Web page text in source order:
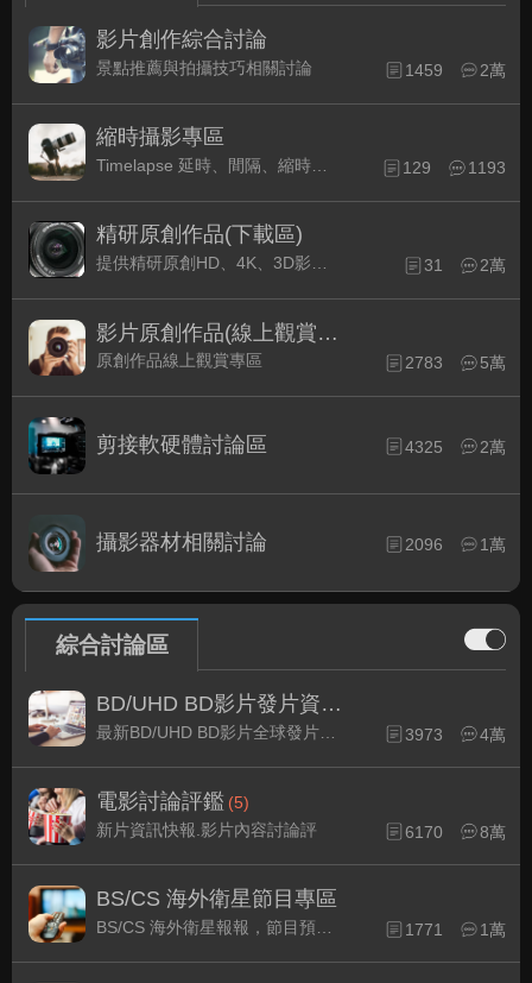
影片創作綜合討論
景點推薦與拍攝技巧相關討論 1459 2萬
縮時攝影專區
129 1193
精研原創作品(下載區)
提供精研原創HD、4K、3D影片作品下載專區 31 2萬
影片原創作品(線上觀賞區)
原創作品線上觀賞專區 2783 5萬
剪接軟硬體討論區 4325 2萬
攝影器材相關討論 2096 1萬
綜合討論區
BD/UHD BD影片發片資訊
3973 4萬
電影討論評鑑 (5)
新片資訊快報.影片內容討論評
6170 8萬
BS/CS 海外衛星節目專區
1771 1萬